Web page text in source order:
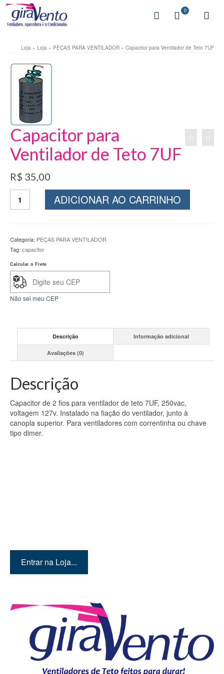
0
Loja » Loja » PEÇAS PARA VENTILADOR » Capacitor para Ventilador de Teto 7UF
Capacitor para
Ventilador de Teto 7UF
R$ 35,00
para
7UF
quantidade
ADICIONAR AO CARRINHO
Categoria: PEÇAS PARA VENTILADOR
Tag: capacitor
Calcular o Frete
Não sei meu CEP
Descrição Informação adicional
Avaliações (0)
Descrição
Capacitor de 2 fios para ventilador de teto 7UF, 250vac,
voltagem 127v. Instalado na fiação do ventilador, junto à
canopla superior. Para ventiladores com correntinha ou chave
tipo dimer.
Entrar na Loja...